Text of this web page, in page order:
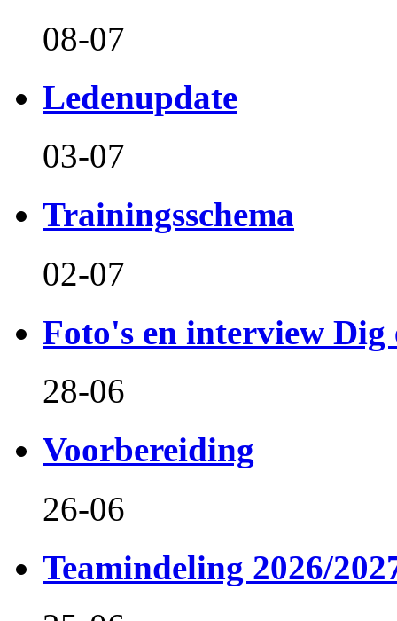
08-07
Ledenupdate
03-07
Trainingsschema
02-07
Foto's en interview Dig
28-06
Voorbereiding
26-06
Teamindeling 2026/